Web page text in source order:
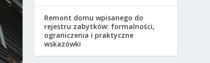
Remont domu wpisanego do
rejestru zabytków: formalności,
ograniczenia i praktyczne
wskazówki